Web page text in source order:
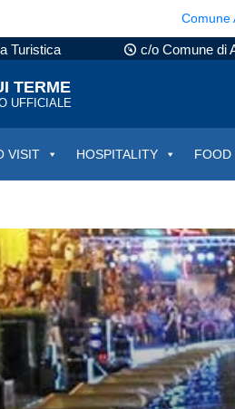
Comune
Turistica c/o Comune di
TERME
UFFICIALE
VISIT HOSPITALITY FOOD